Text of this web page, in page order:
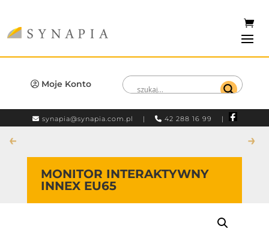
Moje Konto
synapia@synapia.com.pl | 42 288 16 99 |
← →
MONITOR INTERAKTYWNY
INNEX EU65